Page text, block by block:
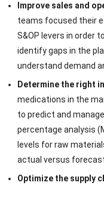
Improve sales and
teams focused their
S&OP levers in order
identify gaps in the
understand demand
Determine the right
medications in the
to predict and
percentage analysis (
levels for raw
actual versus
Optimize the supply